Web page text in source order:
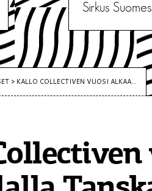
Sirkus
> KALLO COLLECTIVEN VUOSI ALKAA...